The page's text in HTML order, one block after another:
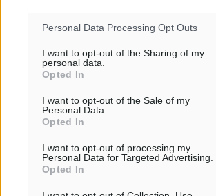
Personal Data Processing Opt Outs
I want to opt-out of the Sharing of my
personal data.
Opted In
I want to opt-out of the Sale of my
Personal Data.
Opted In
I want to opt-out of processing my
Personal Data for Targeted Advertising.
Opted In
της ΔΕΘ
Ειδήσεις
εργαστήρια: Το μελεκούνι αποκτά
επιστημονικό ενδιαφέρον
Επίσκεψη θα πραγματοποιήσει στη